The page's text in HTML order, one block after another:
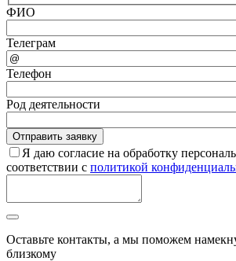
ФИО
Телеграм
Телефон
Род деятельности
Я даю согласие на обработку
соответствии с политикой
Оставьте контакты, а мы поможем
близкому